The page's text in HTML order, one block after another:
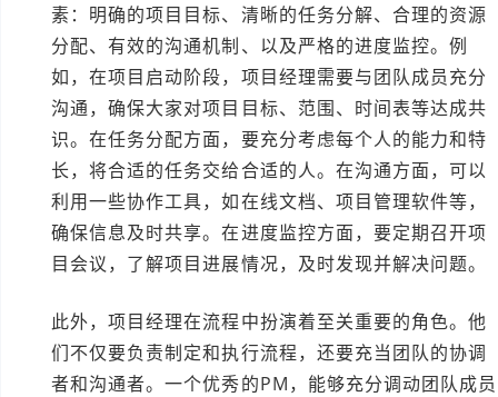
素：明确的项目目标、清晰的任务分解、合理的资源
分配、有效的沟通机制、以及严格的进度监控。例
如，在项目启动阶段，项目经理需要与团队成员充分
沟通，确保大家对项目目标、范围、时间表等达成共
识。在任务分配方面，要充分考虑每个人的能力和特
长，将合适的任务交给合适的人。在沟通方面，可以
利用一些协作工具，如在线文档、项目管理软件等，
确保信息及时共享。在进度监控方面，要定期召开项
目会议，了解项目进展情况，及时发现并解决问题。
此外，项目经理在流程中扮演着至关重要的角色。他
们不仅要负责制定和执行流程，还要充当团队的协调
者和沟通者。一个优秀的PM，能够充分调动团队成员